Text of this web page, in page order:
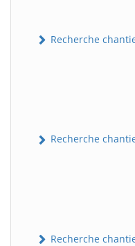
Recherche
Recherche
Recherche